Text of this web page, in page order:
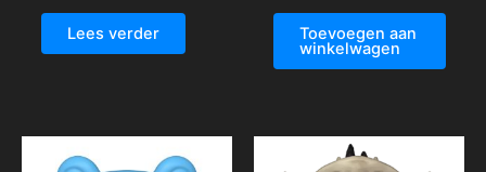
Lees verder Toevoegen aan
winkelwagen